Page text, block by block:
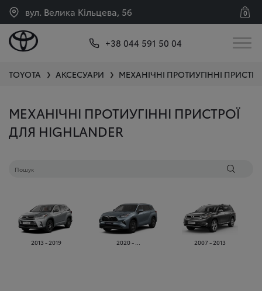
вул. Велика Кільцева, 56 0
+38 044 591 50 04
TOYOTA ❯ АКСЕСУАРИ ❯ МЕХАНІЧНІ ПРОТИУГІННІ
МЕХАНІЧНІ ПРОТИУГІННІ ПРИСТРОЇ
ДЛЯ HIGHLANDER
2013 - 2019 2020 - ... 2007 - 2013